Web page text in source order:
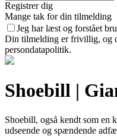
Registrer dig
Mange tak for din tilmelding
Jeg har læst og forstået
Din tilmelding er frivillig, og
persondatapolitik.
Shoebill |
Shoebill, også kendt som en
udseende og spændende